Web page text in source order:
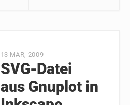
13 MAR, 2009
SVG-Datei
aus Gnuplot in